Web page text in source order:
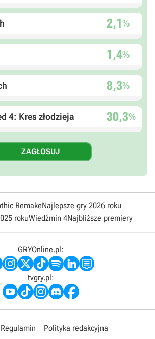
2,1%
1,4%
8,3%
4: Kres złodzieja 30,3%
RemakeNajlepsze gry 2026 roku
rokuWiedźmin 4Najbliższe premiery
GRYOnline.pl:
tvgry.pl:
Regulamin Polityka redakcyjna